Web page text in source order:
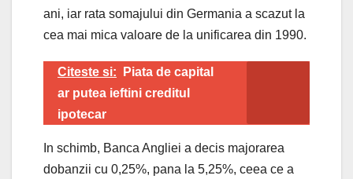
ani, iar rata somajului din Germania a scazut la
cea mai mica valoare de la unificarea din 1990.
Citeste si:
Piata de capital
ar putea ieftini creditul
ipotecar
In schimb, Banca Angliei a decis majorarea
dobanzii cu 0,25%, pana la 5,25%, ceea ce a